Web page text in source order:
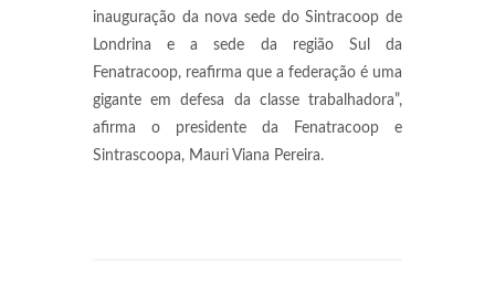
inauguração da nova sede do Sintracoop de
Londrina e a sede da região Sul da
Fenatracoop, reafirma que a federação é uma
gigante em defesa da classe trabalhadora”,
afirma o presidente da Fenatracoop e
Sintrascoopa, Mauri Viana Pereira.